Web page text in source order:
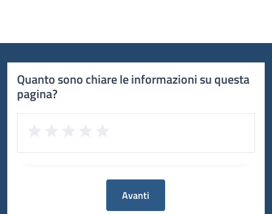
Quanto sono chiare le informazioni su questa
pagina?
Avanti